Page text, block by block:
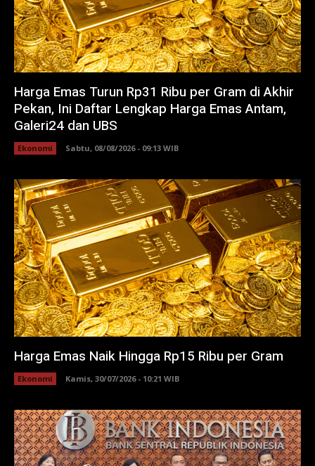
Harga Emas Turun Rp31 Ribu per Gram di Akhir
Pekan, Ini Daftar Lengkap Harga Emas Antam,
Galeri24 dan UBS
Ekonomi Sabtu, 08/08/2026 - 09:13 WIB
Harga Emas Naik Hingga Rp15 Ribu per Gram
Ekonomi Kamis, 30/07/2026 - 10:21 WIB